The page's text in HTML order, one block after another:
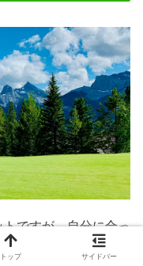
ですが、自分に合っ
引き出すことは
トップ サイドバー